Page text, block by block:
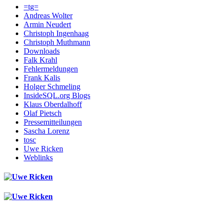
=tg=
Andreas Wolter
Armin Neudert
Christoph Ingenhaag
Christoph Muthmann
Downloads
Falk Krahl
Fehlermeldungen
Frank Kalis
Holger Schmeling
InsideSQL.org Blogs
Klaus Oberdalhoff
Olaf Pietsch
Pressemitteilungen
Sascha Lorenz
tosc
Uwe Ricken
Weblinks